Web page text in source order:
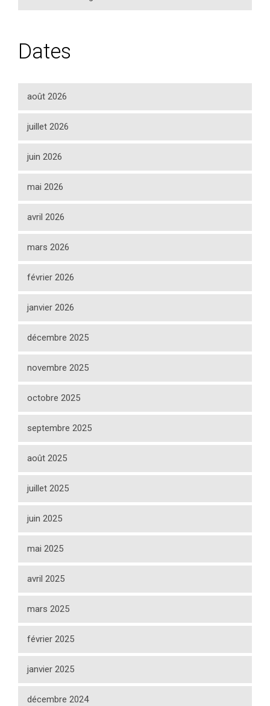
Dates
août 2026
juillet 2026
juin 2026
mai 2026
avril 2026
mars 2026
février 2026
janvier 2026
décembre 2025
novembre 2025
octobre 2025
septembre 2025
août 2025
juillet 2025
juin 2025
mai 2025
avril 2025
mars 2025
février 2025
janvier 2025
décembre 2024